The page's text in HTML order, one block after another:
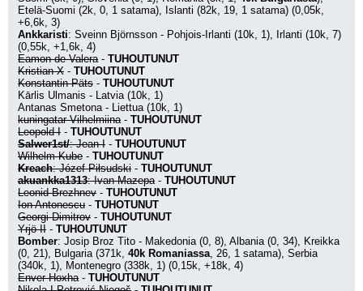
Etelä-Suomi (2k, 0, 1 satama), Islanti (82k, 19, 1 satama) (0,05k,
+6,6k, 3)
Ankkaristi: Sveinn Björnsson - Pohjois-Irlanti (10k, 1), Irlanti (10k, 7)
(0,55k, +1,6k, 4)
Eamon de Valera - TUHOUTUNUT
Kristian X - TUHOUTUNUT
Konstantin Päts - TUHOUTUNUT
Kārlis Ulmanis - Latvia (10k, 1)
Antanas Smetona - Liettua (10k, 1)
kuningatar Vilhelmiina - TUHOUTUNUT
Leopold I - TUHOUTUNUT
Salwer1st/: Jean I - TUHOUTUNUT
Wilhelm Kube - TUHOUTUNUT
Kreach: Józef Piłsudski - TUHOUTUNUT
akuankka1313: Ivan Mazepa - TUHOUTUNUT
Leonid Brezhnev - TUHOUTUNUT
Ion Antonescu - TUHOTUNUT
Georgi Dimitrov - TUHOUTUNUT
Yrjö II - TUHOUTUNUT
Bomber: Josip Broz Tito - Makedonia (0, 8), Albania (0, 34), Kreikka
(0, 21), Bulgaria (371k, 40k Romaniassa, 26, 1 satama), Serbia
(340k, 1), Montenegro (338k, 1) (0,15k, +18k, 4)
Enver Hoxha - TUHOUTUNUT